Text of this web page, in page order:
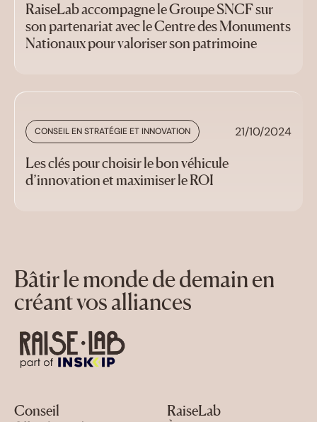
RaiseLab accompagne le Groupe SNCF sur
son partenariat avec le Centre des Monuments
Nationaux pour valoriser son patrimoine
CONSEIL EN STRATÉGIE ET INNOVATION 21/10/2024
Les clés pour choisir le bon véhicule
d’innovation et maximiser le ROI
Bâtir le monde de demain en
créant vos alliances
Conseil RaiseLab